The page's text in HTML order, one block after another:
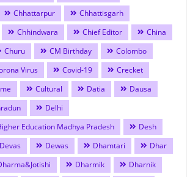
Chhattarpur
Chhattisgarh
Chhindwara Chief Editor
China
Churu CM Birthday
Colombo
Virus Covid-19
Crecket
Cultural Datia
Dausa
Delhi
Education Madhya Pradesh
Desh
Devas Dewas Dhamtari
Dhar
Dharmik
Dharnik